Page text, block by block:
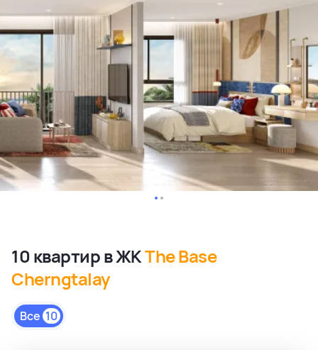
10 квартир в ЖКThe Base
Cherngtalay
Все 10